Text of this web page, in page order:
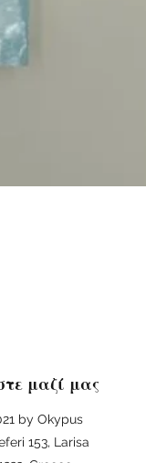
μαζί μας
by Okypus
153, Larisa